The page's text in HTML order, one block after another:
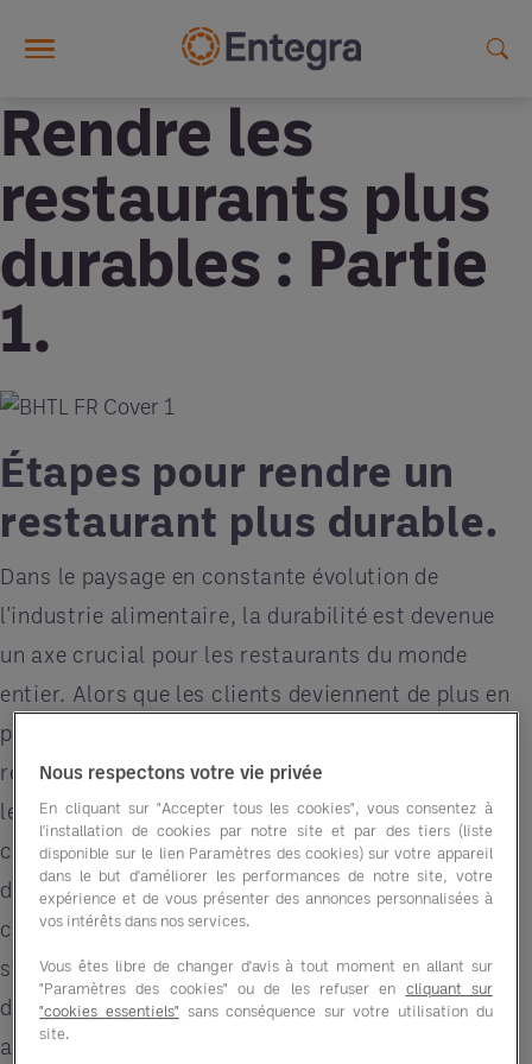
Rendre les
restaurants plus
durables : Partie
1.
Étapes pour rendre un
restaurant plus durable.
Dans le paysage en constante évolution de
l'industrie alimentaire, la durabilité est devenue
un axe crucial pour les restaurants du monde
entier. Alors que les clients deviennent de plus en
plus conscients de l'environnement, les
restaurants cherchent de plus en plus à minimiser
leur empreinte écologique. Contrairement à la
croyance populaire, adopter des pratiques
durables ne doit pas être prohibitivement
coûteux. En fait, avec une planification
stratégique et le soutien des organisations
d'achat groupé (GPO), les restaurants peuvent
atteindre la durabilité sans se ruiner.
Nous respectons votre vie privée
En cliquant sur "Accepter tous les cookies", vous consentez à
l'installation de cookies par notre site et par des tiers (liste
disponible sur le lien Paramètres des cookies) sur votre appareil
dans le but d'améliorer les performances de notre site, votre
expérience et de vous présenter des annonces personnalisées à
vos intérêts dans nos services.
Vous êtes libre de changer d'avis à tout moment en allant sur
"Paramètres des cookies" ou de les refuser en cliquant sur
"cookies essentiels" sans conséquence sur votre utilisation du
site.